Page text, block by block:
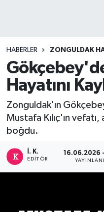
HABERLER ZONGULDAK
Hayatını
Zonguldak'ın
Mustafa Kılıç'ın vefatı,
boğdu.
İ. K.
EDITÖR
16.06.2026
EREĞLİ
GÖKÇEBEY
KARABÜK